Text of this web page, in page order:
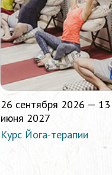
26 сентября 2026 — 13
июня 2027
Курс Йога-терапии